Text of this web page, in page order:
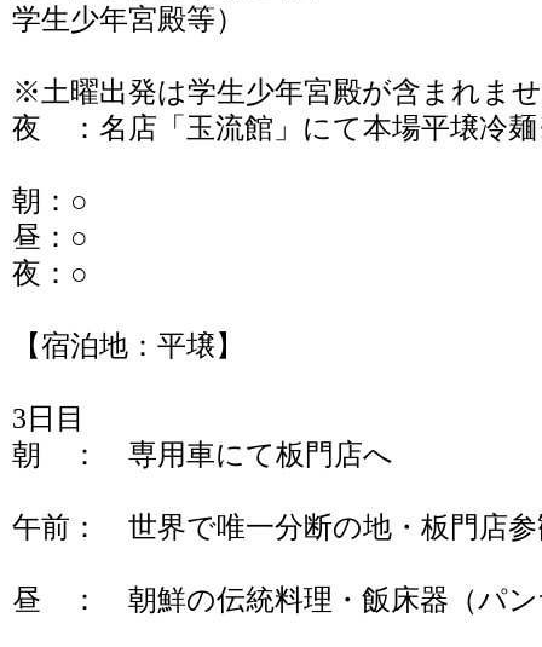
学生少年宮殿等）
※土曜出発は学生少年宮殿が含まれま
夜 ：名店「玉流館」にて本場平壌冷
朝：○
昼：○
夜：○
【宿泊地：平壌】
3日目
朝 ： 専用車にて板門店へ
午前： 世界で唯一分断の地・板門店参
昼 ： 朝鮮の伝統料理・飯床器（パン